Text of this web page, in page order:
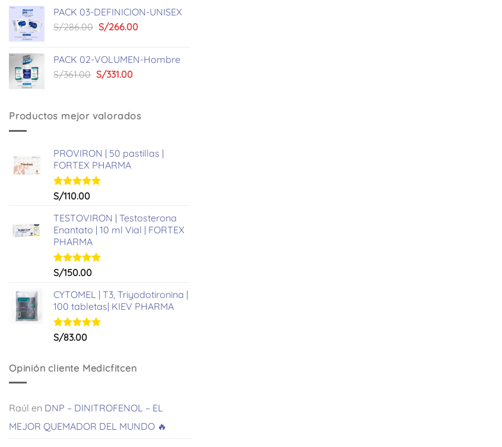
era:
S/449.00.
es:
S/419.00.
PACK 03-DEFINICION-UNISEX
S/286.00 El
era:
S/286.00.
S/266.00El
es:
PACK 02-VOLUMEN-Hombre
S/361.00 El
era:
S/331.00El
es:
Productos mejor valorados
PROVIRON | 50 pastillas |
FORTEX PHARMA
Valorado
de 5
S/110.00
TESTOVIRON | Testosterona
Enantato | 10 ml Vial | FORTEX
PHARMA
Valorado
de 5
S/150.00
CYTOMEL | T3, Triyodotironina |
100 tabletas| KIEV PHARMA
Valorado
S/83.00
Opinión cliente Medicfitcen
Raúl en DNP – DINITROFENOL – EL
MEJOR QUEMADOR DEL MUNDO 🔥